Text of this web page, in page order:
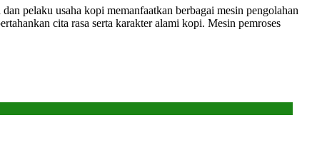
pelaku usaha kopi memanfaatkan berbagai mesin pengolahan
cita rasa serta karakter alami kopi. Mesin pemroses